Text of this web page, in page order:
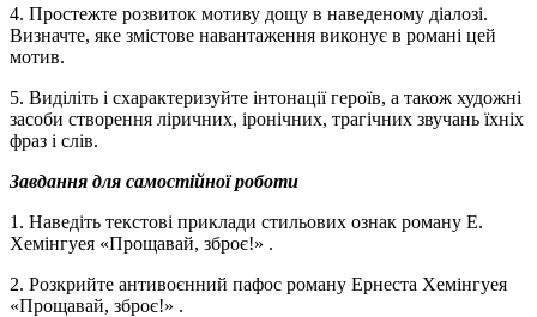
4. Простежте розвиток мотиву дощу в наведеному діалозі.
Визначте, яке змістове навантаження виконує в романі цей
мотив.
5. Виділіть і схарактеризуйте інтонації героїв, а також художні
засоби створення ліричних, іронічних, трагічних звучань їхніх
фраз і слів.
Завдання для самостійної роботи
1. Наведіть текстові приклади стильових ознак роману Е.
Хемінгуея «Прощавай, зброє!» .
2. Розкрийте антивоєнний пафос роману Ернеста Хемінгуея
«Прощавай, зброє!» .